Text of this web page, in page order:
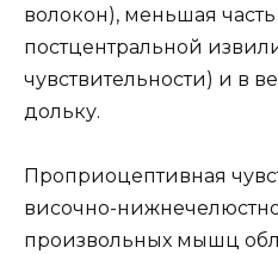
волокон), меньшая часть
постцентральной
чувствительности) и в
дольку.
Проприоцептивная
височно-
произвольных мышц